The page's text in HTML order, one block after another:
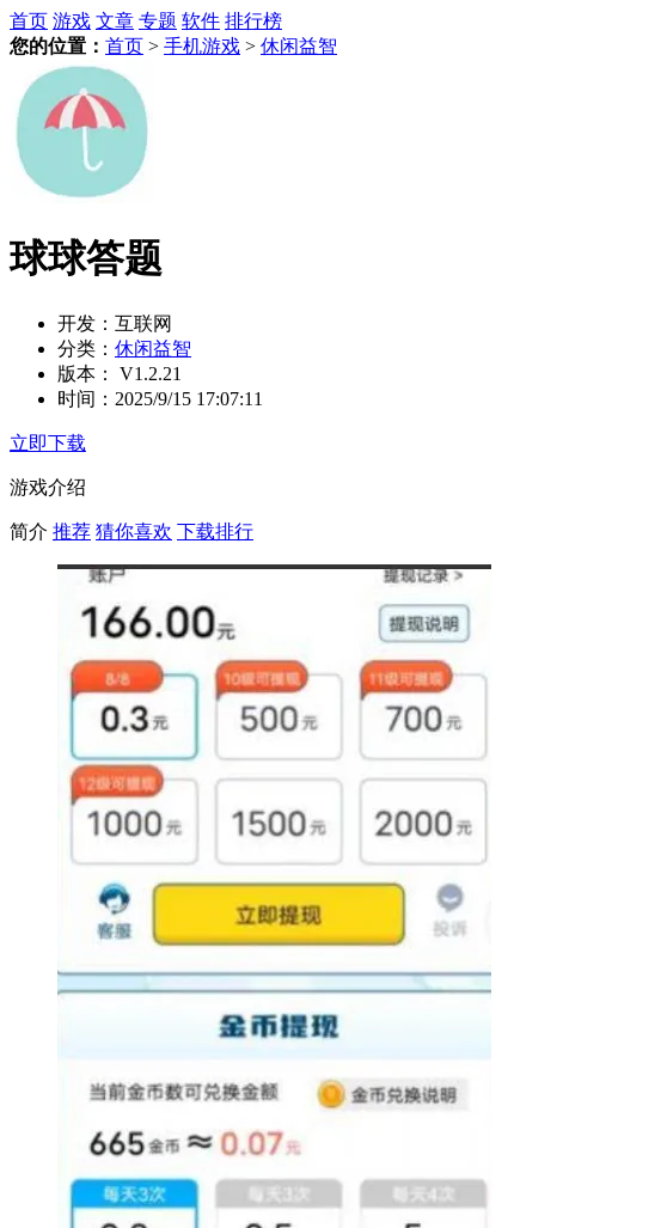
首页 游戏 文章 专题 软件 排行榜
您的位置： 首页 > 手机游戏 > 休闲益智
球球答题
开发： 互联网
分类： 休闲益智
版本：
V1.2.21
时间： 2025/9/15 17:07:11
立即下载
游戏介绍
简介 推荐 猜你喜欢 下载排行